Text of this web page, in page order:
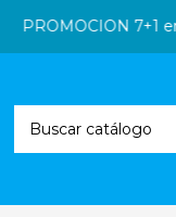
PROMOCION 7+1 en